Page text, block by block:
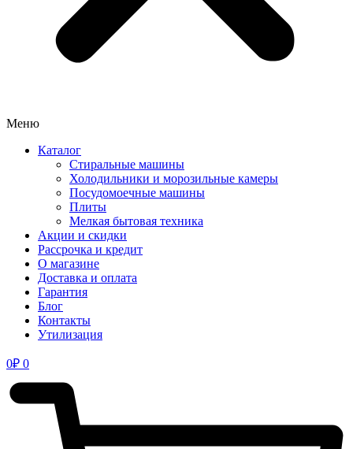
Меню
Каталог
Стиральные машины
Холодильники и морозильные камеры
Посудомоечные машины
Плиты
Мелкая бытовая техника
Акции и скидки
Рассрочка и кредит
О магазине
Доставка и оплата
Гарантия
Блог
Контакты
Утилизация
0₽ 0